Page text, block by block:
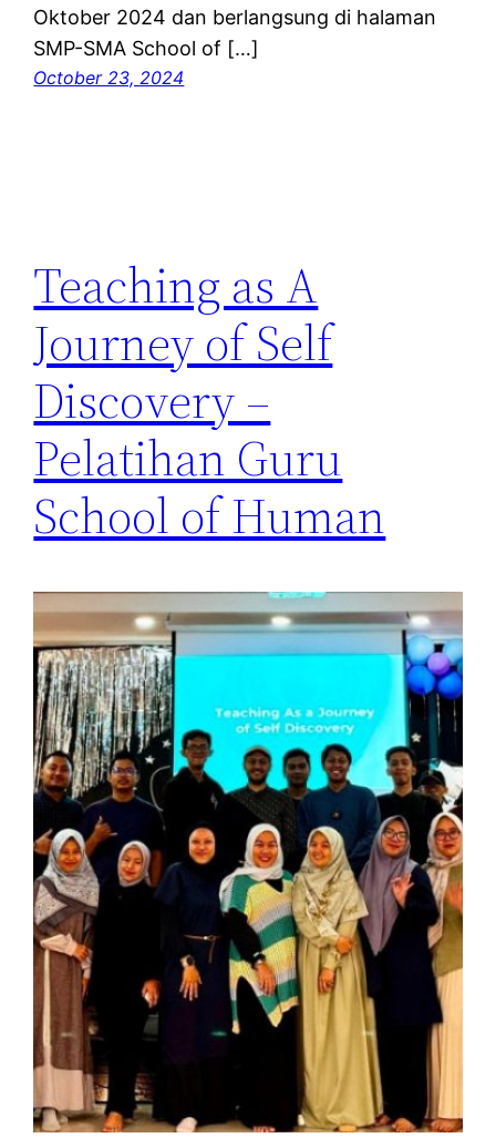
Oktober 2024 dan berlangsung di halaman
SMP-SMA School of […]
October 23, 2024
Teaching as A
Journey of Self
Discovery –
Pelatihan Guru
School of Human